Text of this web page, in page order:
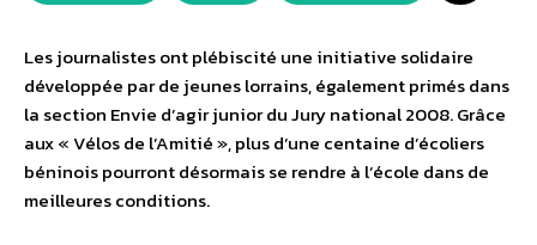
Les journalistes ont plébiscité une initiative solidaire
développée par de jeunes lorrains, également primés dans
la section Envie d’agir junior du Jury national 2008. Grâce
aux « Vélos de l’Amitié », plus d’une centaine d’écoliers
béninois pourront désormais se rendre à l’école dans de
meilleures conditions.